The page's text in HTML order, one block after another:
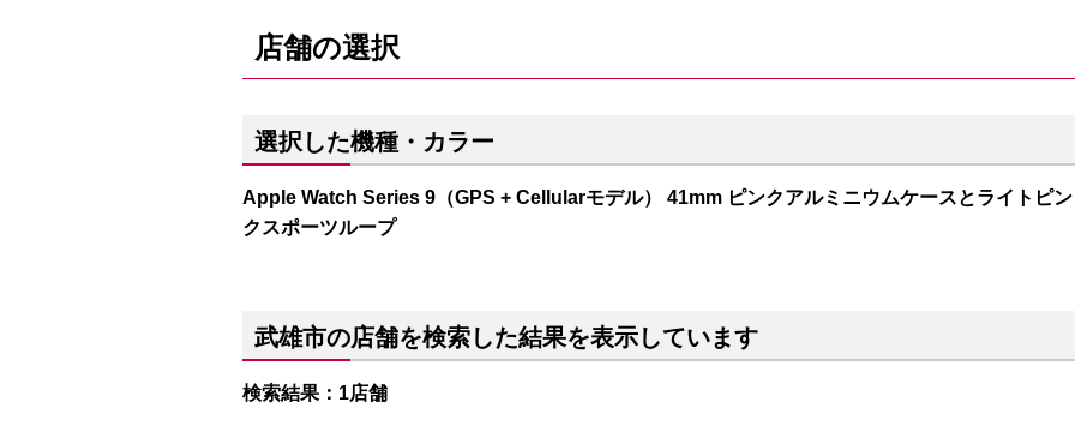
店舗の選択
選択した機種・カラー
Apple Watch Series 9（GPS + Cellularモデル） 41mm ピンクアルミニウムケースとライトピン
クスポーツループ
武雄市の店舗を検索した結果を表示しています
検索結果：1店舗